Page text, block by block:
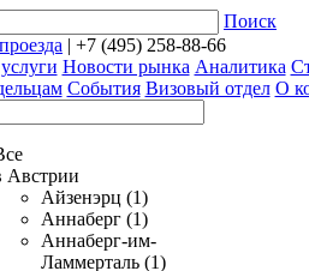
Поиск
| +7 (495) 258-88-66
Новости рынка Аналитика
События Визовый отдел О
Австрии
Айзенэрц (1)
Аннаберг (1)
Аннаберг-им-
Ламмерталь (1)